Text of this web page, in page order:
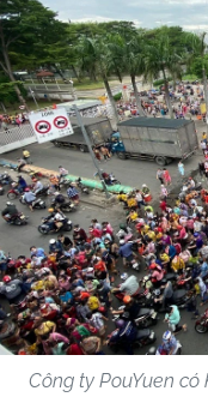
Công ty PouYuen